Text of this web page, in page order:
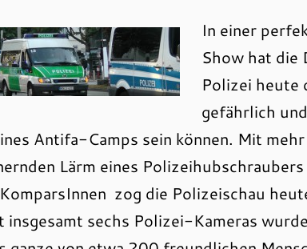
In einer
Show hat die
Polizei heute
gefährlich
Antifa-Camps sein können. Mit
Lärm eines
zog die Polizeischau
sechs Polizei-Kameras